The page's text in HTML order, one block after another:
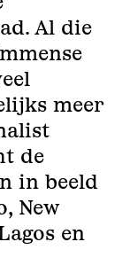
Al die
meer
de
in beeld
New
en